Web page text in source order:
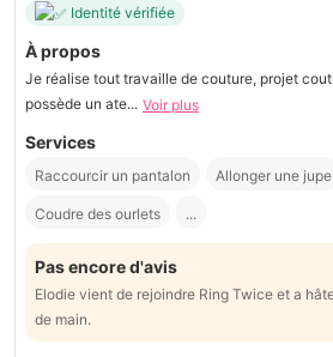
Identité vérifiée
À propos
Je réalise tout travaille de couture, projet
possède un ate... Voir plus
Services
Raccourcir un pantalon Allonger une jupe
Coudre des ourlets ...
Pas encore d'avis
Elodie vient de rejoindre Ring Twice et a
de main.